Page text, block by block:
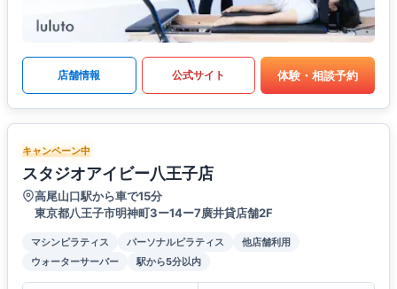
店舗情報 公式サイト 体験・相談予約
キャンペーン中
スタジオアイビー八王子店
高尾山口駅から車で15分
東京都八王子市明神町3ー14ー7廣井貸店舗2F
マシンピラティス パーソナルピラティス
他店舗利用
ウォーターサーバー
駅から5分以内